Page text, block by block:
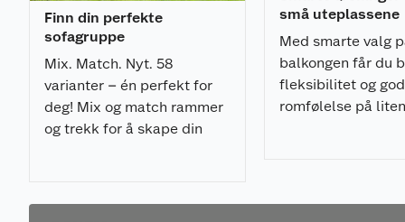
* Høyde (cm): 65
* Sittedybde (cm):54
* Sittehøyde (cm): 34
* Maks belastning (kg): 110
Mål bord
* Lengde (cm): 84
Leveringsomfang
Finn din perfekte
sofagruppe
Mix. Match. Nyt. 58
varianter – én perfekt for
deg! Mix og match rammer
og trekk for å skape din
små uteplassene
Med smarte valg
balkongen får du
fleksibilitet og god
romfølelse på